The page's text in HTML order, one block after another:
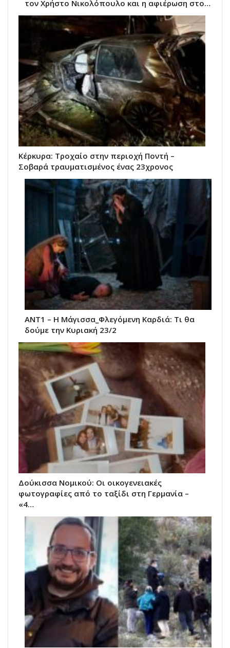
τον Χρήστο Νικολόπουλο και η αφιέρωση στο…
Κέρκυρα: Τροχαίο στην περιοχή Ποντή –
Σοβαρά τραυματισμένος ένας 23χρονος
ANT1 – Η Μάγισσα_Φλεγόμενη Καρδιά: Τι θα
δούμε την Κυριακή 23/2
Δούκισσα Νομικού: Οι οικογενειακές
φωτογραφίες από το ταξίδι στη Γερμανία –
«4…